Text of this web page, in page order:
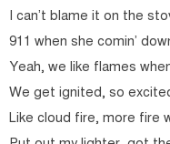
I can’t blame it on the
911 when she comin’
Yeah, we like flames
We get ignited, so
Like cloud fire, more fire